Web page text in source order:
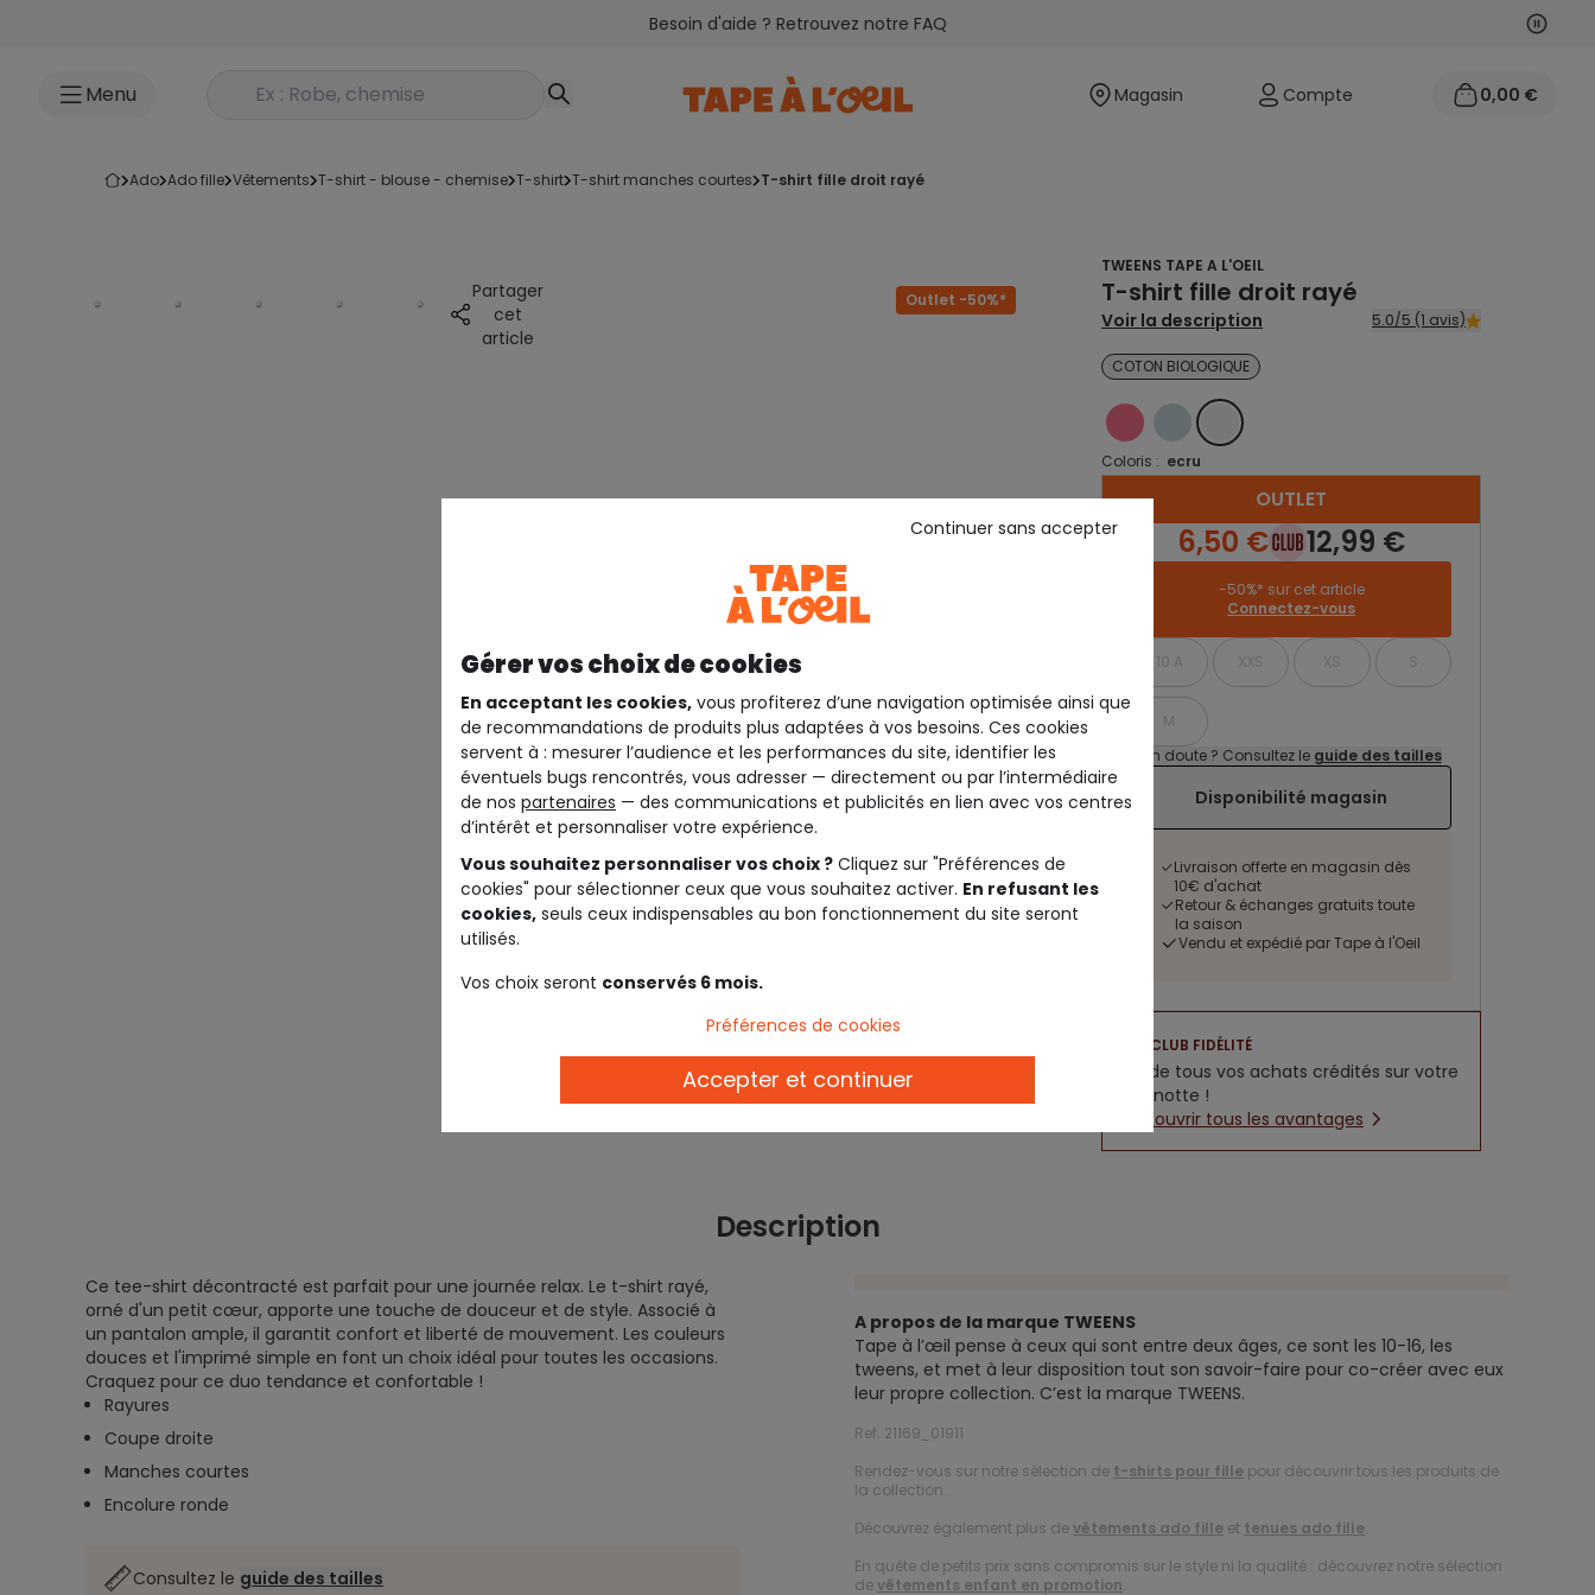
Besoin d'aide ? Retrouvez notre FAQ
Menu Rechercher un produit Magasin Compte 0,00 €
ado ado fille vêtements t-shirt - blouse - chemise t-shirt t-shirt manches courtes t-shirt fille droit rayé
Partager
cet
article
Outlet -50%*
TWEENS TAPE A L'OEIL
T-shirt fille droit rayé
Voir la description 5.0/5 (1 avis)
COTON BIOLOGIQUE
ROSE BLEU ECRU
Coloris : ecru
OUTLET
6,50 € 12,99 €
-50%* sur cet article
Connectez-vous
10 A XXS XS S
M
Un doute ? Consultez le guide des tailles
Disponibilité magasin
Livraison offerte en magasin dès
10€ d'achat
Retour & échanges gratuits toute
la saison
Vendu et expédié par Tape à l'Oeil
CLUB FIDÉLITÉ
5% de tous vos achats crédités sur votre
cagnotte !
Découvrir tous les avantages
Description
Ce tee-shirt décontracté est parfait pour une journée relax. Le t-shirt rayé,
orné d'un petit cœur, apporte une touche de douceur et de style. Associé à
un pantalon ample, il garantit confort et liberté de mouvement. Les couleurs
douces et l'imprimé simple en font un choix idéal pour toutes les occasions.
Craquez pour ce duo tendance et confortable !
Rayures
Coupe droite
Manches courtes
Encolure ronde
Consultez le guide des tailles
A propos de la marque TWEENS
Tape à l’œil pense à ceux qui sont entre deux âges, ce sont les 10-16, les
tweens, et met à leur disposition tout son savoir-faire pour co-créer avec eux
leur propre collection. C’est la marque TWEENS.
Ref. 21169_01911
Rendez-vous sur notre sélection de t-shirts pour fille pour découvrir tous les produits de
la collection.
Découvrez également plus devêtements ado fille et tenues ado fille.
En quête de petits prix sans compromis sur le style ni la qualité : découvrez notre sélection
devêtements enfant en promotion.
Gérer vos choix de cookies
En acceptant les cookies, vous profiterez d’une navigation optimisée ainsi que
de recommandations de produits plus adaptées à vos besoins. Ces cookies
servent à : mesurer l’audience et les performances du site, identifier les
éventuels bugs rencontrés, vous adresser — directement ou par l’intermédiaire
de nos partenaires — des communications et publicités en lien avec vos centres
d’intérêt et personnaliser votre expérience.
Vous souhaitez personnaliser vos choix ? Cliquez sur "Préférences de
cookies" pour sélectionner ceux que vous souhaitez activer. En refusant les
cookies, seuls ceux indispensables au bon fonctionnement du site seront
utilisés.
Vos choix seront conservés 6 mois.
Continuer sans accepter
Préférences de cookies
Accepter et continuer